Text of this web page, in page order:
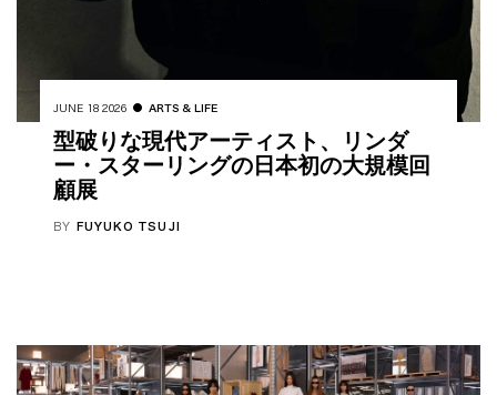
JUNE 18 2026 ARTS & LIFE
型破りな現代アーティスト、リンダ
ー・スターリングの日本初の大規模回
顧展
BY FUYUKO TSUJI